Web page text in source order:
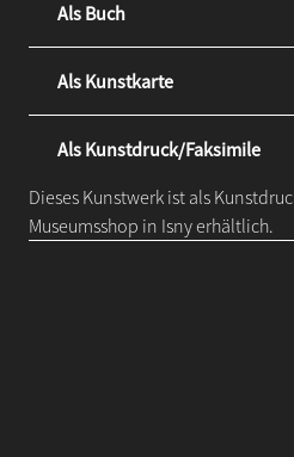
Als Buch
Als Kunstkarte
Als Kunstdruck/Faksimile
Dieses Kunstwerk ist als
Museumsshop in Isny erhältlich.